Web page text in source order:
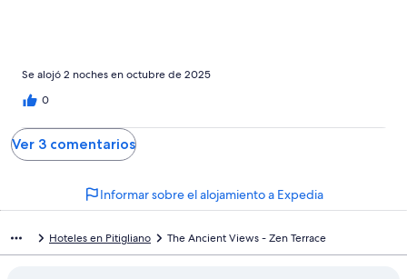
lol.
Se alojó 2 noches en octubre de 2025
0
Ver 3 comentarios
Informar sobre el alojamiento a Expedia
Hoteles en Pitigliano The Ancient Views - Zen Terrace